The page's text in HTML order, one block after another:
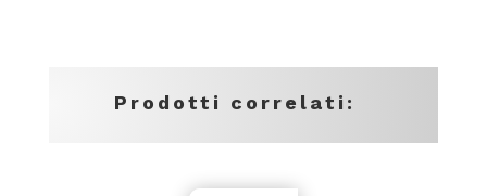
Prodotti correlati: